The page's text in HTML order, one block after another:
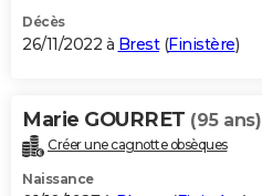
Décès
26/11/2022 à Brest(Finistère)
Marie GOURRET (95 ans)
Créer une cagnotte obsèques
Naissance